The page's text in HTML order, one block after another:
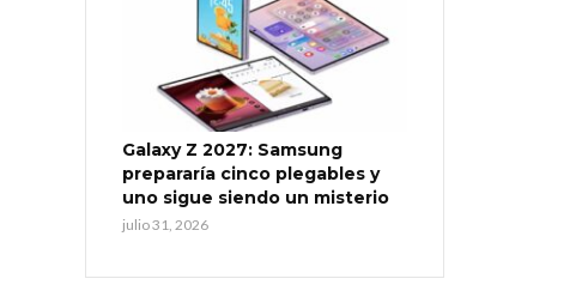
Galaxy Z 2027: Samsung
prepararía cinco plegables y
uno sigue siendo un misterio
julio 31, 2026